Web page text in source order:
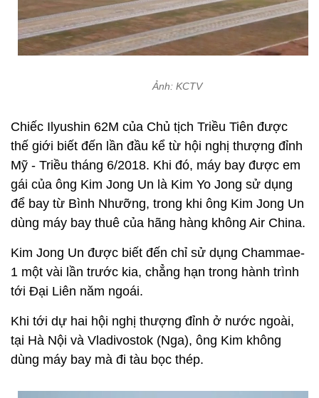
Ảnh: KCTV
Chiếc Ilyushin 62M của Chủ tịch Triều Tiên được
thế giới biết đến lần đầu kể từ hội nghị thượng đỉnh
Mỹ - Triều tháng 6/2018. Khi đó, máy bay được em
gái của ông Kim Jong Un là Kim Yo Jong sử dụng
để bay từ Bình Nhưỡng, trong khi ông Kim Jong Un
dùng máy bay thuê của hãng hàng không Air China.
Kim Jong Un được biết đến chỉ sử dụng Chammae-
1 một vài lần trước kia, chẳng hạn trong hành trình
tới Đại Liên năm ngoái.
Khi tới dự hai hội nghị thượng đỉnh ở nước ngoài,
tại Hà Nội và Vladivostok (Nga), ông Kim không
dùng máy bay mà đi tàu bọc thép.